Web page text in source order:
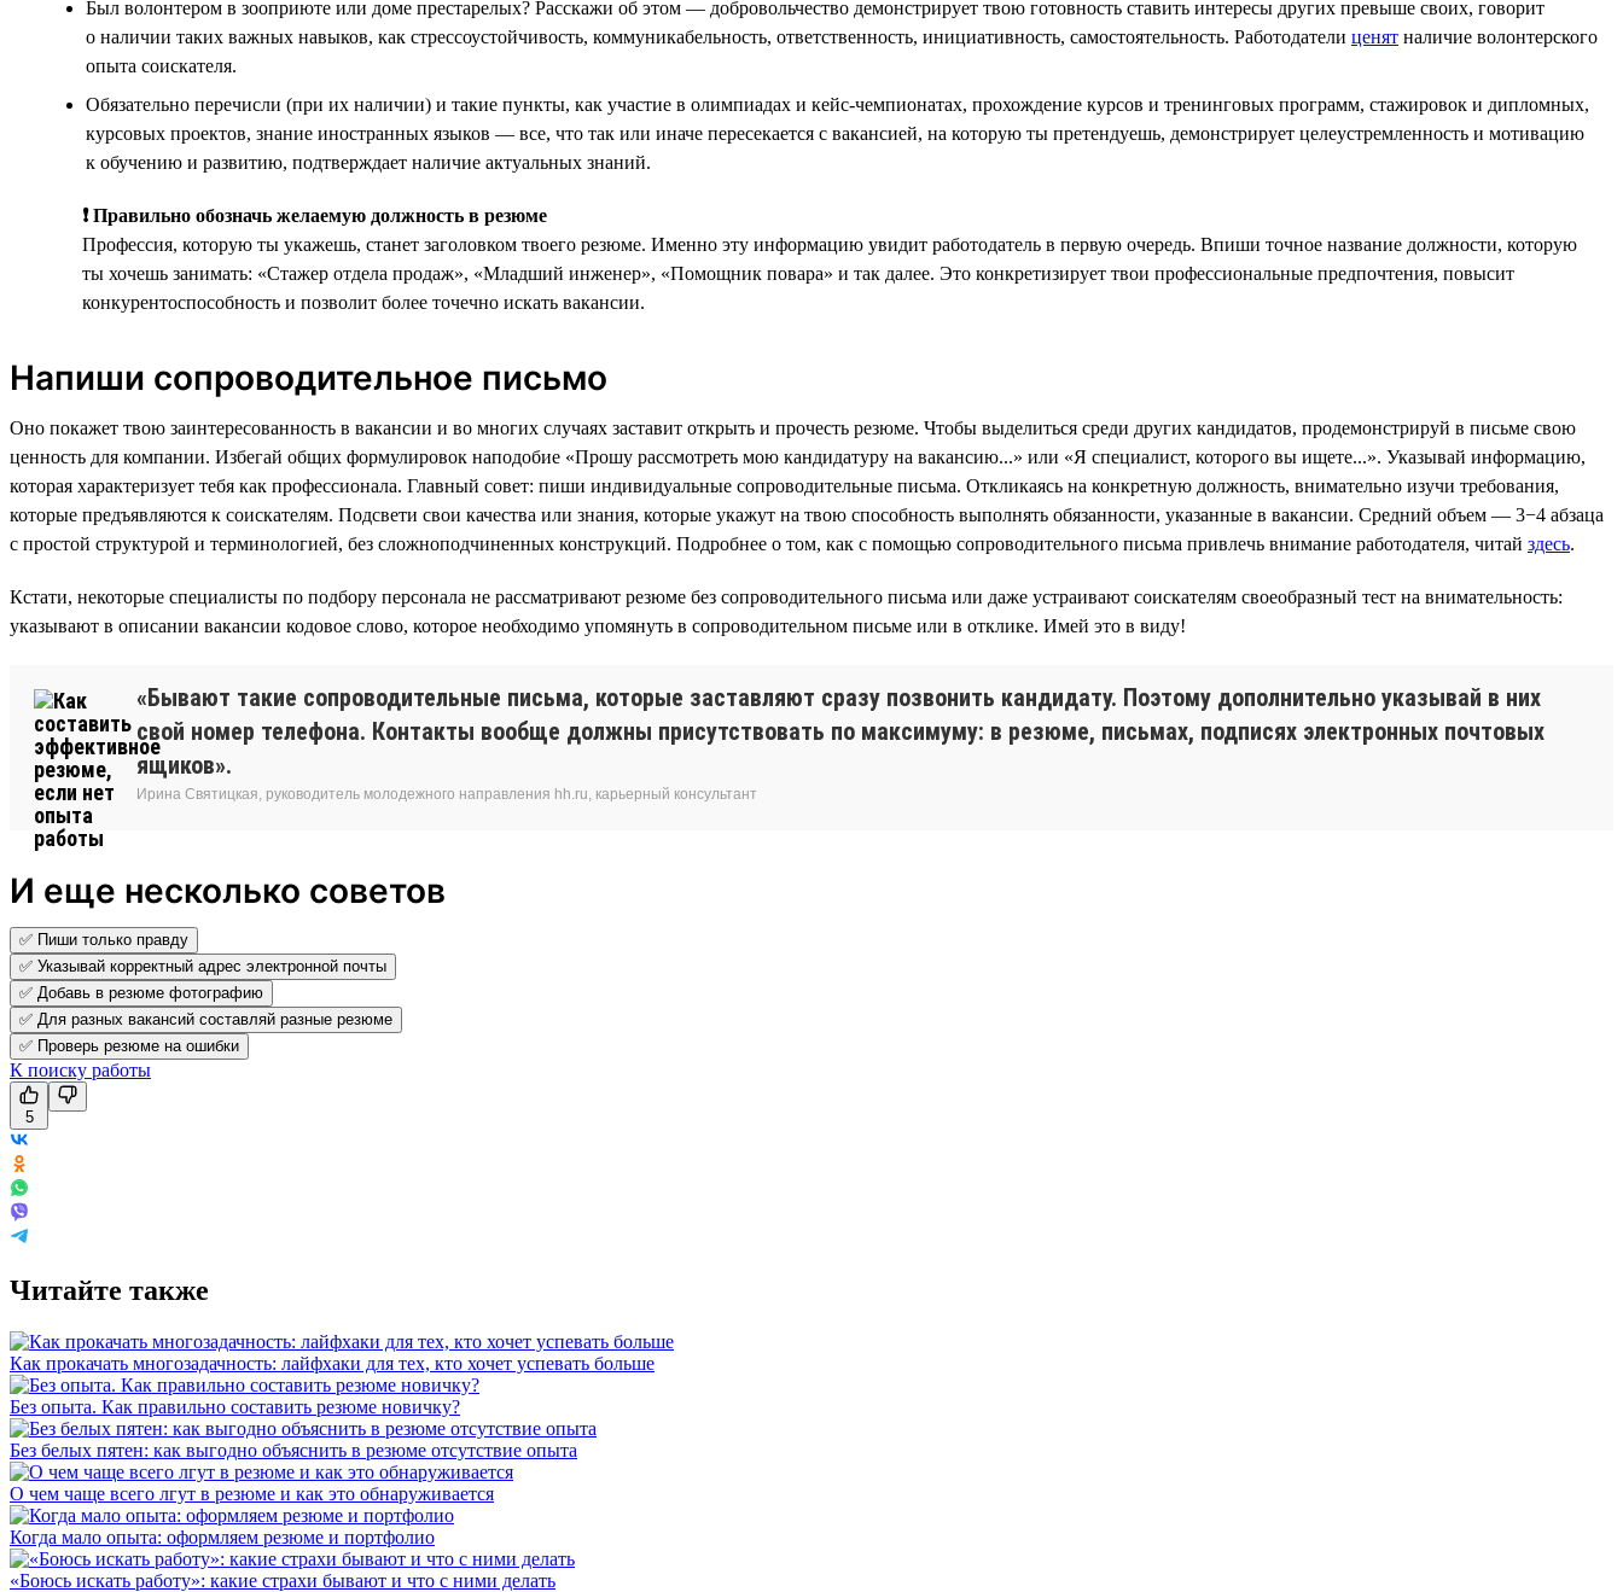
Был волонтером в зооприюте или доме престарелых? Расскажи об этом — добровольчество демонстрирует твою готовность ставить интересы других превыше своих, говорит
о наличии таких важных навыков, как стрессоустойчивость, коммуникабельность, ответственность, инициативность, самостоятельность. Работодатели ценят наличие волонтерского
опыта соискателя.
Обязательно перечисли (при их наличии) и такие пункты, как участие в олимпиадах и кейс-чемпионатах, прохождение курсов и тренинговых программ, стажировок и дипломных,
курсовых проектов, знание иностранных языков — все, что так или иначе пересекается с вакансией, на которую ты претендуешь, демонстрирует целеустремленность и мотивацию
к обучению и развитию, подтверждает наличие актуальных знаний.
❗ Правильно обозначь желаемую должность в резюме
Профессия, которую ты укажешь, станет заголовком твоего резюме. Именно эту информацию увидит работодатель в первую очередь. Впиши точное название должности, которую
ты хочешь занимать: «Стажер отдела продаж», «Младший инженер», «Помощник повара» и так далее. Это конкретизирует твои профессиональные предпочтения, повысит
конкурентоспособность и позволит более точечно искать вакансии.
Напиши сопроводительное письмо
Оно покажет твою заинтересованность в вакансии и во многих случаях заставит открыть и прочесть резюме. Чтобы выделиться среди других кандидатов, продемонстрируй в письме свою
ценность для компании. Избегай общих формулировок наподобие «Прошу рассмотреть мою кандидатуру на вакансию...» или «Я специалист, которого вы ищете...». Указывай информацию,
которая характеризует тебя как профессионала. Главный совет: пиши индивидуальные сопроводительные письма. Откликаясь на конкретную должность, внимательно изучи требования,
которые предъявляются к соискателям. Подсвети свои качества или знания, которые укажут на твою способность выполнять обязанности, указанные в вакансии. Средний объем — 3−4 абзаца
с простой структурой и терминологией, без сложноподчиненных конструкций. Подробнее о том, как с помощью сопроводительного письма привлечь внимание работодателя, читай здесь.
Кстати, некоторые специалисты по подбору персонала не рассматривают резюме без сопроводительного письма или даже устраивают соискателям своеобразный тест на внимательность:
указывают в описании вакансии кодовое слово, которое необходимо упомянуть в сопроводительном письме или в отклике. Имей это в виду!
«Бывают такие сопроводительные письма, которые заставляют сразу позвонить кандидату. Поэтому дополнительно указывай в них
свой номер телефона. Контакты вообще должны присутствовать по максимуму: в резюме, письмах, подписях электронных почтовых
ящиков».
Ирина Святицкая, руководитель молодежного направления hh.ru, карьерный консультант
И еще несколько советов
✅ Пиши только правду
✅ Указывай корректный адрес электронной почты
✅ Добавь в резюме фотографию
✅ Для разных вакансий составляй разные резюме
✅ Проверь резюме на ошибки
К поиску работы
5
Читайте также
Как прокачать многозадачность: лайфхаки для тех, кто хочет успевать больше
Без опыта. Как правильно составить резюме новичку?
Без белых пятен: как выгодно объяснить в резюме отсутствие опыта
О чем чаще всего лгут в резюме и как это обнаруживается
Когда мало опыта: оформляем резюме и портфолио
«Боюсь искать работу»: какие страхи бывают и что с ними делать